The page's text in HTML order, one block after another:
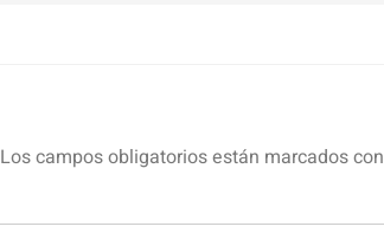
Los campos obligatorios están marcados con